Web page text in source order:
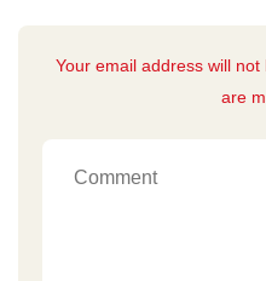
Your email address will
are